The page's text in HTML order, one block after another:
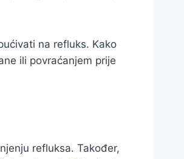
na refluks. Kako
ili povraćanjem prije
refluksa. Također,